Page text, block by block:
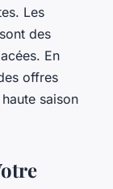
Les
sont des
En
offres
saison